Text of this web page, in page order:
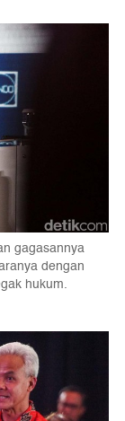
gagasannya
dengan
hukum.